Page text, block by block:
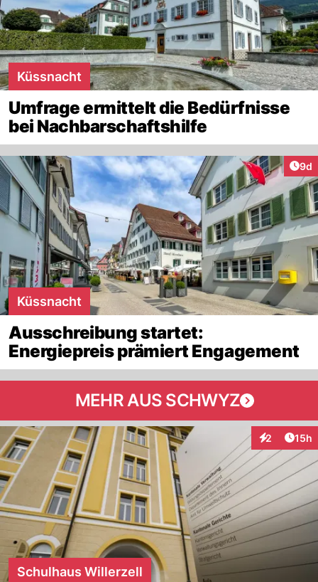
Küssnacht
Umfrage ermittelt die Bedürfnisse
bei Nachbarschaftshilfe
9d
Küssnacht
Ausschreibung startet:
Energiepreis prämiert Engagement
MEHR AUS SCHWYZ
2
Interaktionen
15h
Schulhaus Willerzell